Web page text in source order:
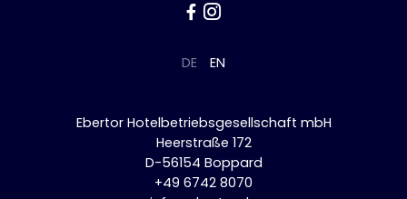
 
DE EN
Ebertor Hotelbetriebsgesellschaft mbH
Heerstraße 172
D-56154 Boppard
+49 6742 8070